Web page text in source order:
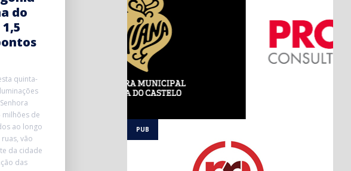
do
quinta-
milhões de
ao longo
vão
da cidade
das